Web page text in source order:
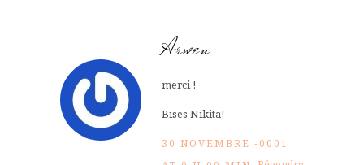
Arwen
merci !
Bises Nikita!
30 NOVEMBRE -0001
FLUX INSTA
Suivre sur Instagram